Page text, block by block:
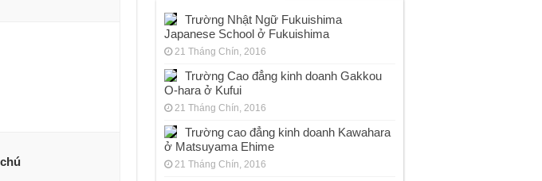
Trường Nhật Ngữ Fukuishima
Japanese School ở Fukuishima
21 Tháng Chín, 2016
Trường Cao đẳng kinh doanh Gakkou
O-hara ở Kufui
21 Tháng Chín, 2016
Trường cao đẳng kinh doanh Kawahara
ở Matsuyama Ehime
21 Tháng Chín, 2016